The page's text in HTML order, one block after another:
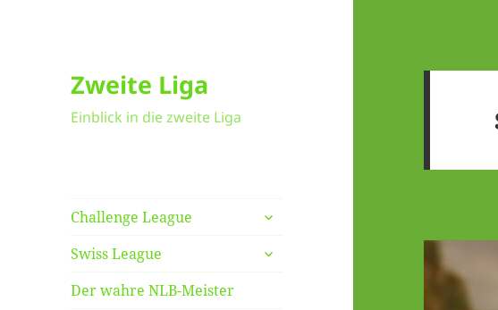
Zweite Liga
Einblick in die zweite Liga
Challenge League
untermenü
anzeigen
Swiss League
untermenü
anzeigen
Der wahre NLB-Meister